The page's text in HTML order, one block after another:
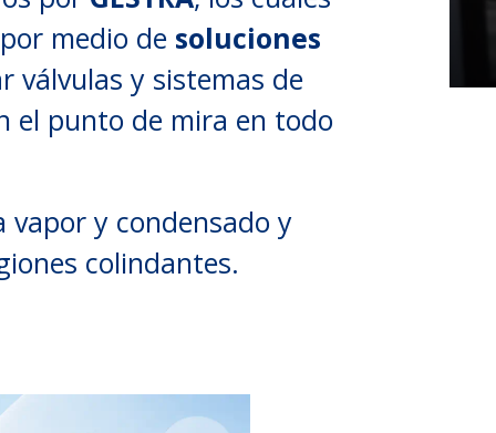
medio de soluciones
válvulas y sistemas de
el punto de mira en todo
y condensado y
colindantes.